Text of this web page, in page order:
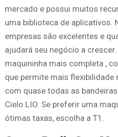
mercado e possui muitos
uma biblioteca de aplicativos.
empresas são excelentes e
ajudará seu negócio a
maquininha mais completa ,
que permite mais flexibilidade
com quase todas as
Cielo LIO. Se preferir uma
ótimas taxas, escolha a T1.